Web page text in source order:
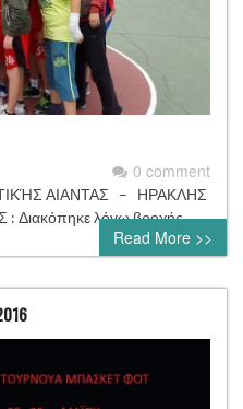
0 comment
ΑΙΑΝΤΑΣ – ΗΡΑΚΛΗΣ
Διακόπηκε λόγω βροχής
Read More >>